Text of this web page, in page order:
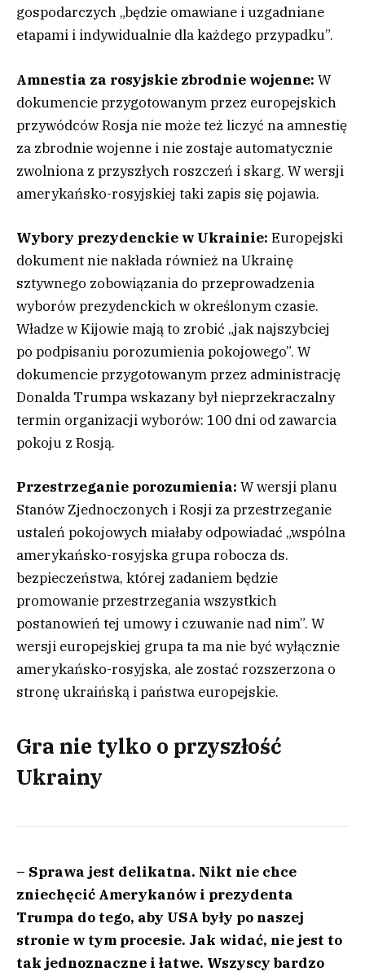
gospodarczych „będzie omawiane i uzgadniane
etapami i indywidualnie dla każdego przypadku”.
Amnestia za rosyjskie zbrodnie wojenne: W
dokumencie przygotowanym przez europejskich
przywódców Rosja nie może też liczyć na amnestię
za zbrodnie wojenne i nie zostaje automatycznie
zwolniona z przyszłych roszczeń i skarg. W wersji
amerykańsko-rosyjskiej taki zapis się pojawia.
Wybory prezydenckie w Ukrainie: Europejski
dokument nie nakłada również na Ukrainę
sztywnego zobowiązania do przeprowadzenia
wyborów prezydenckich w określonym czasie.
Władze w Kijowie mają to zrobić „jak najszybciej
po podpisaniu porozumienia pokojowego”. W
dokumencie przygotowanym przez administrację
Donalda Trumpa wskazany był nieprzekraczalny
termin organizacji wyborów: 100 dni od zawarcia
pokoju z Rosją.
Przestrzeganie porozumienia: W wersji planu
Stanów Zjednoczonych i Rosji za przestrzeganie
ustaleń pokojowych miałaby odpowiadać „wspólna
amerykańsko-rosyjska grupa robocza ds.
bezpieczeństwa, której zadaniem będzie
promowanie przestrzegania wszystkich
postanowień tej umowy i czuwanie nad nim”. W
wersji europejskiej grupa ta ma nie być wyłącznie
amerykańsko-rosyjska, ale zostać rozszerzona o
stronę ukraińską i państwa europejskie.
Gra nie tylko o przyszłość
Ukrainy
– Sprawa jest delikatna. Nikt nie chce
zniechęcić Amerykanów i prezydenta
Trumpa do tego, aby USA były po naszej
stronie w tym procesie. Jak widać, nie jest to
tak jednoznaczne i łatwe. Wszyscy bardzo